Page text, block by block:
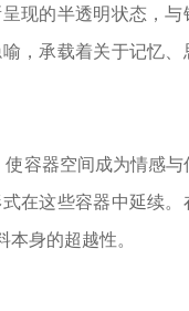
现的半透明状态，与
，承载着关于记忆、
容器空间成为情感与
在这些容器中延续。
身的超越性。